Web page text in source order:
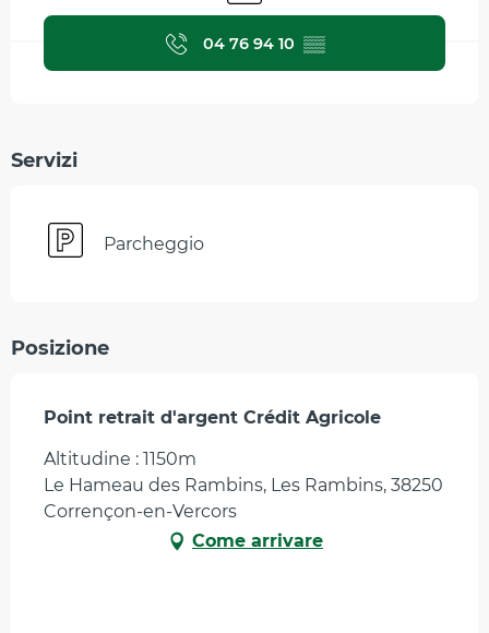
04 76 94 10 ▒▒
Servizi
Parcheggio
Posizione
Point retrait d'argent Crédit Agricole
Altitudine : 1150m
Le Hameau des Rambins, Les Rambins, 38250
Corrençon-en-Vercors
Come arrivare